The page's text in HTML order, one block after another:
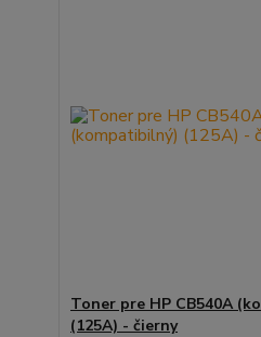
Toner pre HP CB540A
(125A) - čierny